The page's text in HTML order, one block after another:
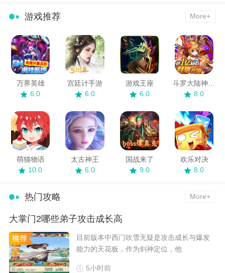
游戏推荐 More+
万界英雄
6.0
宫廷计手游
6.0
游戏王座
6.0
8.0
萌猫物语
10.0
太古神王
6.0
国战来了
9.0
欢乐对决
8.0
热门攻略 More+
大掌门2哪些弟子攻击成长高
​目前版本中西门吹雪无疑是攻击成长与爆发
能力的天花板，作为剑神定位，他
5小时前